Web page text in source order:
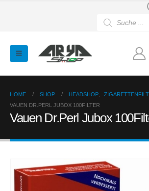
search
HOME SHOP HEADSHOP
VAUEN DR.PERL JUBOX 100FILTER
Vauen Dr.Perl Jubox